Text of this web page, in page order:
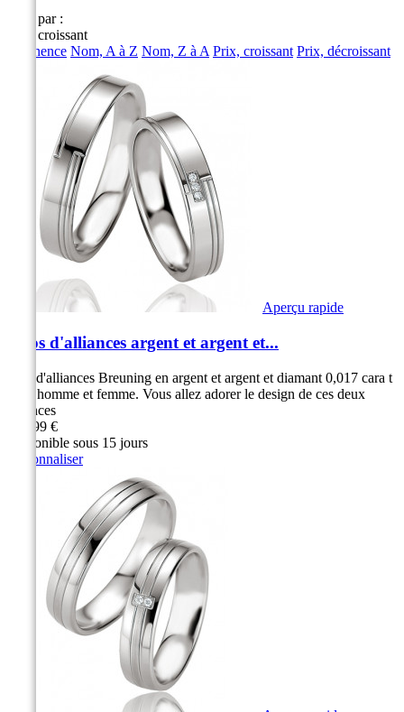
Trier par :
Prix, croissant
Pertinence Nom, A à Z Nom, Z à A Prix, croissant Prix, décroissant
Aperçu rapide
Duos d'alliances argent et argent et...
Duo d'alliances Breuning en argent et argent et diamant 0,017 cara t
pour homme et femme. Vous allez adorer le design de ces deux
alliances
269,99 €
Disponible sous 15 jours
Personnaliser